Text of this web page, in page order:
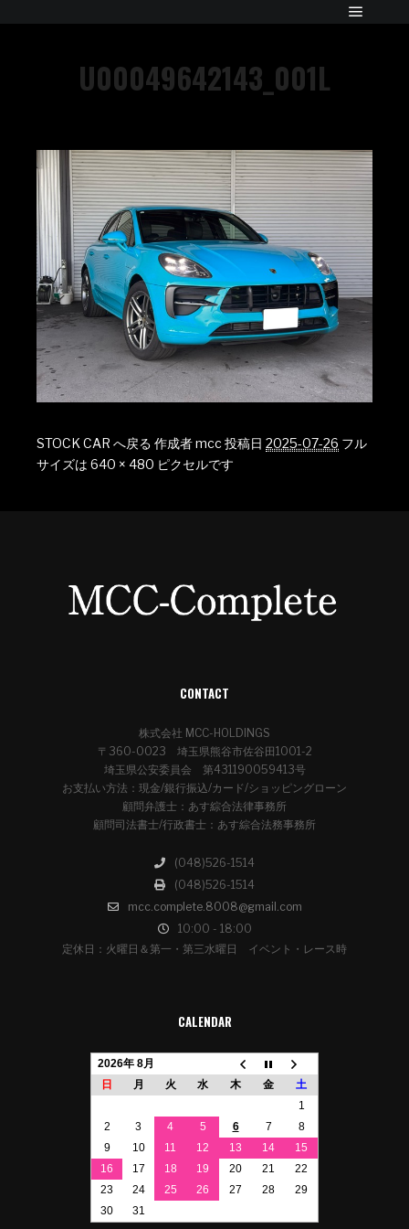
U00049642143_001L
STOCK CAR へ戻る 作成者mcc投稿日 2025-07-26 フル
サイズは 640 × 480 ピクセルです
CONTACT
株式会社 MCC-HOLDINGS
〒360-0023 埼玉県熊谷市佐谷田1001-2
埼玉県公安委員会 第431190059413号
お支払い方法：現金/銀行振込/カード/ショッピングローン
顧問弁護士：あす綜合法律事務所
顧問司法書士/行政書士：あす綜合法務事務所
(048)526-1514
(048)526-1514
mcc.complete.8008@gmail.com
10:00 - 18:00
定休日：火曜日＆第一・第三水曜日 イベント・レース時
CALENDAR
2026年 8月
日
月 火 水 木 金
土
1
2
3 4 5 6 7
8
9
10 11 12 13 14
15
16
17 18 19 20 21
22
23
24 25 26 27 28
29
30
31